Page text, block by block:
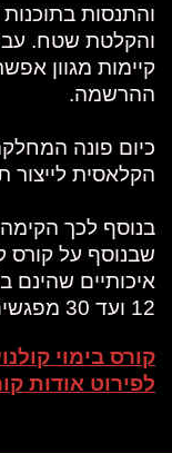
והתנסות
והקלטת שטח.
קיימות מגוון
ההרשמה.
כיום פונה
הקלאסית לייצור
בנוסף לכך
שבנוסף על קורס
איכותיים שהינם
12 ועד 30 מפגשים במגוון נושאים.
קורס בימוי
לפירוט אודות